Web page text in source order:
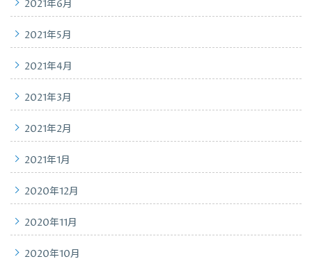
2021年6月
2021年5月
2021年4月
2021年3月
2021年2月
2021年1月
2020年12月
2020年11月
2020年10月